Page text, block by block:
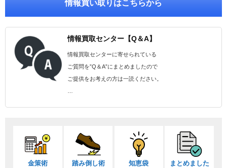
情報買い取りはこちらから
情報買取センター【Q＆A】
情報買取センターに寄せられている
ご質問を”Q＆A”にまとめましたので
ご提供をお考えの方は一読ください。
金策術 踏み倒し術 知恵袋 まとめました